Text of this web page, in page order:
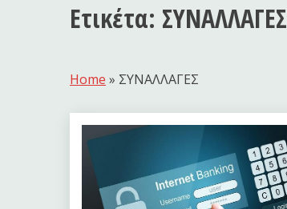
Ετικέτα: ΣΥΝΑΛΛΑΓΕΣ
Home » ΣΥΝΑΛΛΑΓΕΣ